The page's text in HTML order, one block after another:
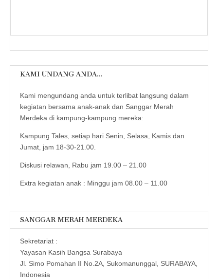
KAMI UNDANG ANDA…
Kami mengundang anda untuk terlibat langsung dalam
kegiatan bersama anak-anak dan Sanggar Merah
Merdeka di kampung-kampung mereka:
Kampung Tales, setiap hari Senin, Selasa, Kamis dan
Jumat, jam 18-30-21.00.
Diskusi relawan, Rabu jam 19.00 – 21.00
Extra kegiatan anak : Minggu jam 08.00 – 11.00
SANGGAR MERAH MERDEKA
Sekretariat :
Yayasan Kasih Bangsa Surabaya
Jl. Simo Pomahan II No.2A, Sukomanunggal, SURABAYA,
Indonesia